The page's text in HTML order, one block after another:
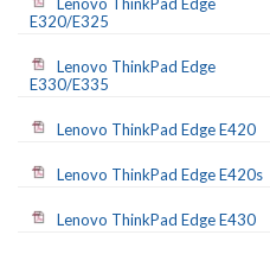
E320/E325
Lenovo ThinkPad Edge
E330/E335
Lenovo ThinkPad Edge E420
Lenovo ThinkPad Edge E420s
Lenovo ThinkPad Edge E430